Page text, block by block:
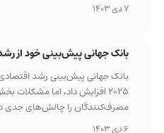
بانک جهانی پیش‌بینی خود از رشد
۲۰۲۵ افزایش داد، اما مشکلات
مصرف‌کنندگان را چالش‌های جدی